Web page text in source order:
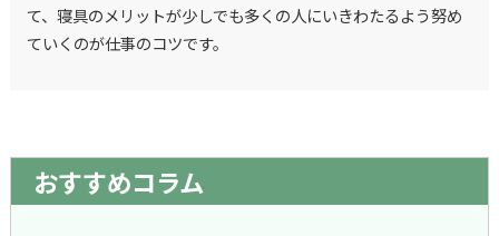
て、寝具のメリットが少しでも多くの人にいきわたるよう努め
ていくのが仕事のコツです。
おすすめコラム